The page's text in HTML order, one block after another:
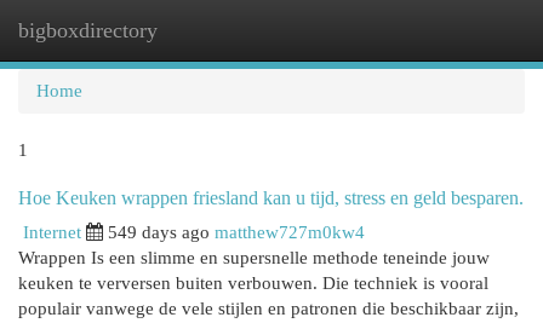
bigboxdirectory
Home
1
Hoe Keuken wrappen friesland kan u tijd, stress en geld besparen.
Internet 549 days ago matthew727m0kw4
Wrappen Is een slimme en supersnelle methode teneinde jouw
keuken te verversen buiten verbouwen. Die techniek is vooral
populair vanwege de vele stijlen en patronen die beschikbaar zijn,